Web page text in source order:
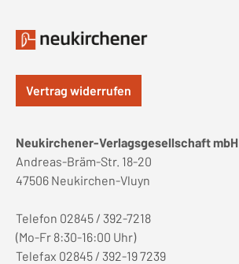
Vertrag widerrufen
Neukirchener-Verlagsgesellschaft mbH
Andreas-Bräm-Str. 18-20
47506 Neukirchen-Vluyn
Telefon 02845 / 392-7218
(Mo-Fr 8:30-16:00 Uhr)
Telefax 02845 / 392-19 7239